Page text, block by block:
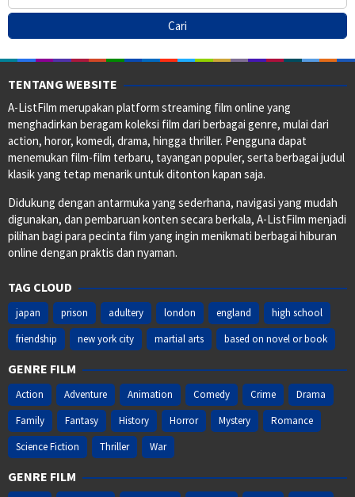
TENTANG WEBSITE
A-ListFilm merupakan platform streaming film online yang
menghadirkan beragam koleksi film dari berbagai genre, mulai dari
action, horor, komedi, drama, hingga thriller. Pengguna dapat
menemukan film-film terbaru, tayangan populer, serta berbagai judul
klasik yang tetap menarik untuk ditonton kapan saja.
Didukung dengan antarmuka yang sederhana, navigasi yang mudah
digunakan, dan pembaruan konten secara berkala, A-ListFilm menjadi
pilihan bagi para pecinta film yang ingin menikmati berbagai hiburan
online dengan praktis dan nyaman.
TAG CLOUD
japan prison adultery london england
high school
friendship
new york city martial arts based on novel or book
GENRE FILM
Action Adventure Animation Comedy Crime
Drama
Family
Fantasy History Horror Mystery
Romance
Science Fiction
Thriller War
GENRE FILM